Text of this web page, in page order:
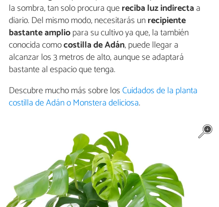
la sombra, tan solo procura quereciba luz indirectaa
diario. Del mismo modo, necesitarás unrecipiente
bastante ampliopara su cultivo ya que, la también
conocida comocostilla de Adán, puede llegar a
alcanzar los 3 metros de alto, aunque se adaptará
bastante al espacio que tenga.
Descubre mucho más sobre losCuidados de la planta
costilla de Adán o Monstera deliciosa.